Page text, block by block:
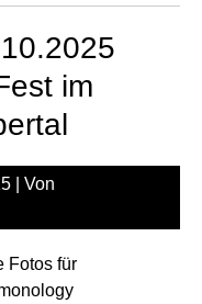
im
| Von
Fotos für